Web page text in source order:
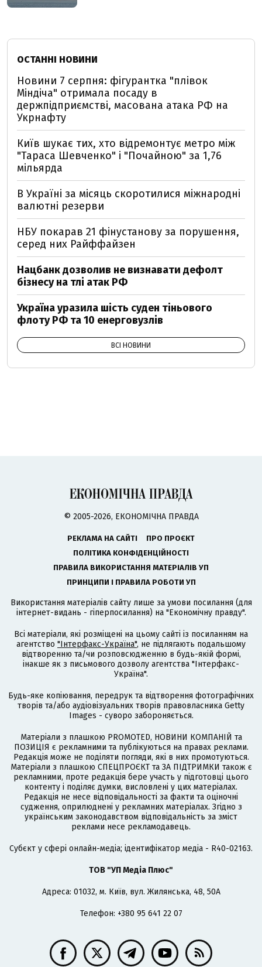
ОСТАННІ НОВИНИ
Новини 7 серпня: фігурантка "плівок
Міндіча" отримала посаду в
держпідприємстві, масована атака РФ на
Укрнафту
Київ шукає тих, хто відремонтує метро між
"Тараса Шевченко" і "Почайною" за 1,76
мільярда
В Україні за місяць скоротилися міжнародні
валютні резерви
НБУ покарав 21 фінустанову за порушення,
серед них Райффайзен
Нацбанк дозволив не визнавати дефолт
бізнесу на тлі атак РФ
Україна уразила шість суден тіньового
флоту РФ та 10 енерговузлів
ВСІ НОВИНИ
© 2005-2026, ЕКОНОМІЧНА ПРАВДА
РЕКЛАМА НА САЙТІ
ПРО ПРОЄКТ
ПОЛІТИКА КОНФІДЕНЦІЙНОСТІ
ПРАВИЛА ВИКОРИСТАННЯ МАТЕРІАЛІВ УП
ПРИНЦИПИ І ПРАВИЛА РОБОТИ УП
Використання матеріалів сайту лише за умови посилання (для
інтернет-видань - гіперпосилання) на "Економічну правду".
Всі матеріали, які розміщені на цьому сайті із посиланням на
агентство "Інтерфакс-Україна", не підлягають подальшому
відтворенню та/чи розповсюдженню в будь-якій формі,
інакше як з письмового дозволу агентства "Інтерфакс-
Україна".
Будь-яке копіювання, передрук та відтворення фотографічних
творів та/або аудіовізуальних творів правовласника Getty
Images - суворо забороняється.
Матеріали з плашкою PROMOTED, НОВИНИ КОМПАНІЙ та
ПОЗИЦІЯ є рекламними та публікуються на правах реклами.
Редакція може не поділяти погляди, які в них промотуються.
Матеріали з плашкою СПЕЦПРОЄКТ та ЗА ПІДТРИМКИ також є
рекламними, проте редакція бере участь у підготовці цього
контенту і поділяє думки, висловлені у цих матеріалах.
Редакція не несе відповідальності за факти та оціночні
судження, оприлюднені у рекламних матеріалах. Згідно з
українським законодавством відповідальність за зміст
реклами несе рекламодавець.
Cубєкт у сфері онлайн-медіа; ідентифікатор медіа - R40-02163.
ТОВ "УП Медіа Плюс"
Адреса: 01032, м. Київ, вул. Жилянська, 48, 50А
Телефон: +380 95 641 22 07